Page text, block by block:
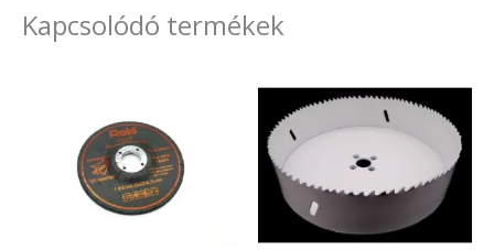
Kapcsolódó termékek